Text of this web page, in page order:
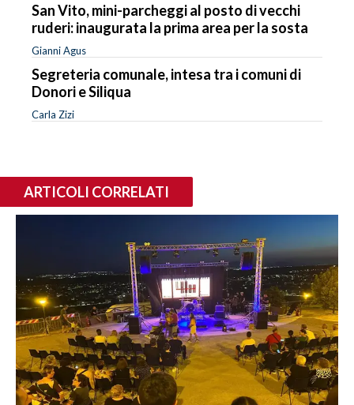
San Vito, mini-parcheggi al posto di vecchi
ruderi: inaugurata la prima area per la sosta
Gianni Agus
Segreteria comunale, intesa tra i comuni di
Donori e Siliqua
Carla Zizi
ARTICOLI CORRELATI